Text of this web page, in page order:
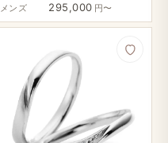
メンズ
295,000 円〜